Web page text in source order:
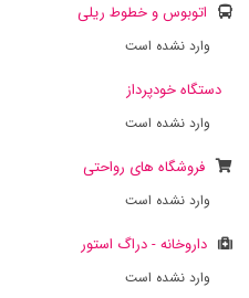
اتوبوس و خطوط ریلی
وارد نشده است
دستگاه خودپرداز
وارد نشده است
فروشگاه های رواحتی
وارد نشده است
داروخانه - دراگ استور
وارد نشده است